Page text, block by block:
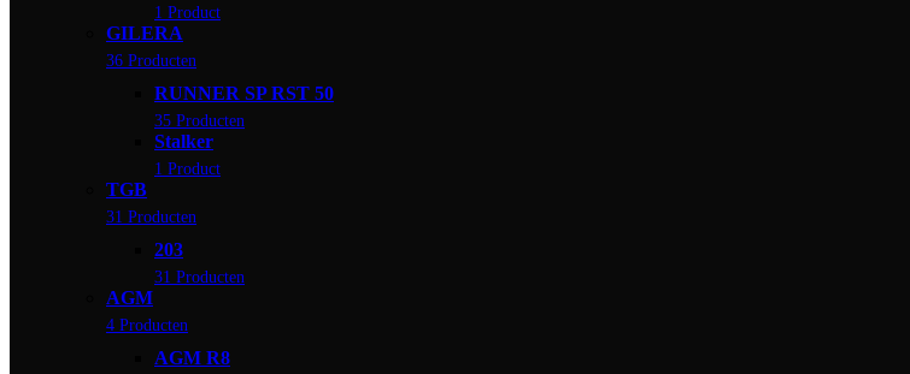
1 Product
GILERA
36 Producten
RUNNER SP RST 50
35 Producten
Stalker
1 Product
TGB
31 Producten
203
31 Producten
AGM
4 Producten
AGM R8